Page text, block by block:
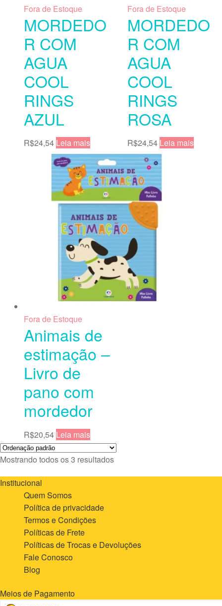
Fora de Estoque
MORDEDO
R COM
AGUA
COOL
RINGS
AZUL
R$24,54 Leia mais
Fora de Estoque
MORDEDO
R COM
AGUA
COOL
RINGS
ROSA
R$24,54 Leia mais
Fora de Estoque
Animais de
estimação –
Livro de
pano com
mordedor
R$20,54 Leia mais
Mostrando todos os 3 resultados
Institucional
Quem Somos
Política de privacidade
Termos e Condições
Políticas de Frete
Políticas de Trocas e Devoluções
Fale Conosco
Blog
Meios de Pagamento